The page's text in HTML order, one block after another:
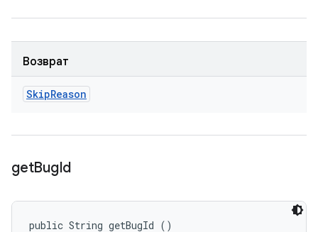
Возврат
SkipReason
getBugId
public String getBugId ()